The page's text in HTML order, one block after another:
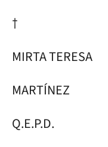
†
MIRTA TERESA
MARTÍNEZ
Q.E.P.D.